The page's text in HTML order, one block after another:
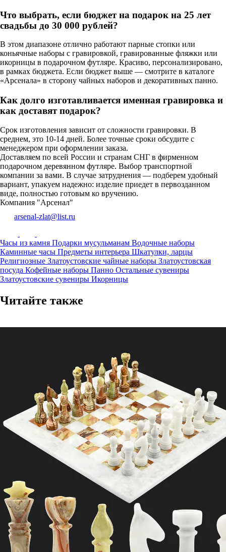
Что выбрать, если бюджет на подарок на 25 лет
свадьбы до 30 000 рублей?
В этом диапазоне отлично работают парные стопки или
коньячные наборы с гравировкой, гравированные фляжки или
икорницы в подарочном футляре. Красиво, персонализировано,
в рамках бюджета. Если бюджет выше — смотрите в каталоге
«Арсенала» в сторону чайных наборов и декоративных панно.
Как долго изготавливается именная гравировка и
как доставят подарок?
Срок изготовления зависит от сложности гравировки. В
среднем, это 10-14 дней. Более точные сроки обсудите с
менеджером при оформлении заказа.
Доставляем по всей России и странам СНГ в фирменном
подарочном деревянном футляре. Выбор транспортной
компании за вами. В случае затруднения — подберем удобный
вариант, упакуем надежно: изделие приедет в первозданном
виде, полностью готовым ко вручению.
Компания "Арсенал"
arsenal-zlat@list.ru
Часы из камня Подарки мусульманам Водочные наборы
Каминные часы Предметы интерьера Шкатулки, ларцы
Религиозные Златоустовские чайные наборы Златоустовская
посуда Кофейные наборы Панно Остальные сувениры
Златоустовские сувениры Икорницы
Читайте также